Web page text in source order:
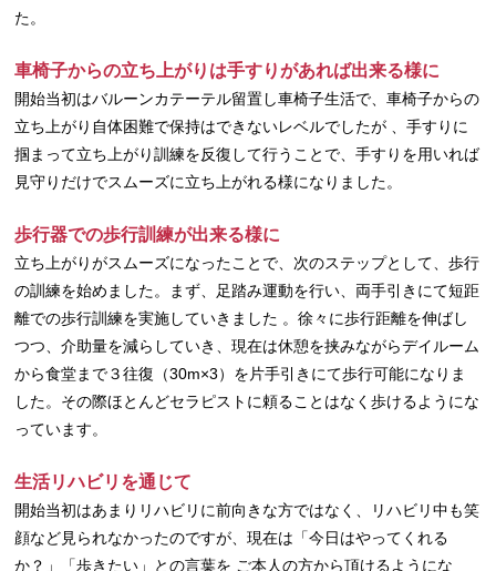
た。
車椅子からの立ち上がりは手すりがあれば出来る様に
開始当初はバルーンカテーテル留置し車椅子生活で、車椅子からの
立ち上がり自体困難で保持はできないレベルでしたが 、手すりに
掴まって立ち上がり訓練を反復して行うことで、手すりを用いれば
見守りだけでスムーズに立ち上がれる様になりました。
歩行器での歩行訓練が出来る様に
立ち上がりがスムーズになったことで、次のステップとして、歩行
の訓練を始めました。まず、足踏み運動を行い、両手引きにて短距
離での歩行訓練を実施していきました 。徐々に歩行距離を伸ばし
つつ、介助量を減らしていき、現在は休憩を挟みながらデイルーム
から食堂まで３往復（30m×3）を片手引きにて歩行可能になりま
した。その際ほとんどセラピストに頼ることはなく歩けるようにな
っています。
生活リハビリを通じて
開始当初はあまりリハビリに前向きな方ではなく、リハビリ中も笑
顔など見られなかったのですが、現在は「今日はやってくれる
か？」「歩きたい」との言葉を ご本人の方から頂けるようにな